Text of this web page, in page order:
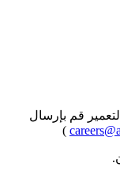
قم بإرسال
)